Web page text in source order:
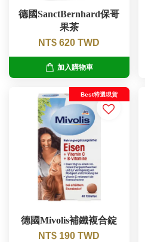
德國SanctBernhard保哥
果茶
NT$ 620 TWD
加入購物車
Best特選現貨
德國Mivolis補鐵複合錠
NT$ 190 TWD